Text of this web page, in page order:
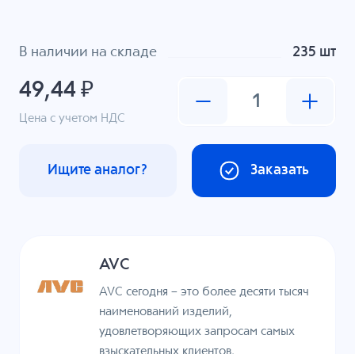
В наличии на складе 235 шт
49,44 ₽
Цена с учетом НДС
Заказать
Ищите аналог?
AVC
AVC сегодня – это более десяти тысяч
наименований изделий,
удовлетворяющих запросам самых
взыскательных клиентов.